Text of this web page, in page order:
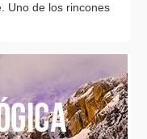
Uno de los rincones